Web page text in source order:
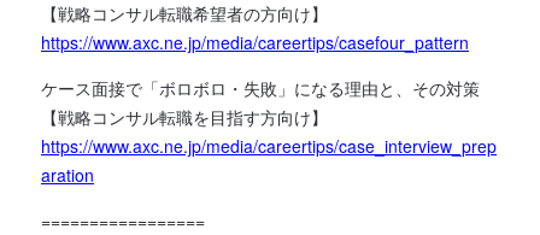
【戦略コンサル転職希望者の方向け】
https://www.axc.ne.jp/media/careertips/casefour_pattern
ケース面接で「ボロボロ・失敗」になる理由と、その対策
【戦略コンサル転職を目指す方向け】
https://www.axc.ne.jp/media/careertips/case_interview_prep
aration
=================